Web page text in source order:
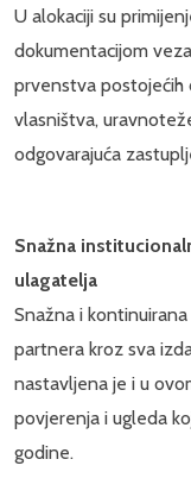
U alokaciji su
dokumentacijom
prvenstva postojećih
vlasništva,
odgovarajuća
Snažna
ulagatelja
Snažna i
partnera kroz sva
nastavljena je i u
povjerenja i ugleda
godine.